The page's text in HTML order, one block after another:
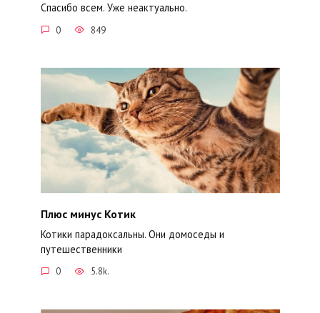
Спасибо всем. Уже неактуально.
0 849
Плюс минус Котик
Котики парадоксальны. Они домоседы и
путешественники
0 5.8k.